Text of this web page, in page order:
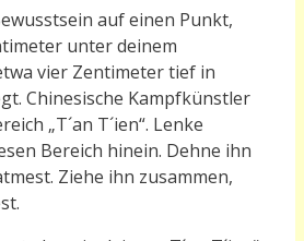
auf einen Punkt,
unter deinem
vier Zentimeter tief in
Chinesische Kampfkünstler
„T´an T´ien“. Lenke
Bereich hinein. Dehne ihn
Ziehe ihn zusammen,